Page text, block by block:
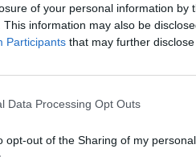
of your personal information by
This information may also be
Participants that may further
Data Processing Opt Outs
opt-out of the Sharing of my personal
ρομποτικό σύστημα
μπορεί να
αγγεία που τροφοδοτούν
δήλωσε ο Γιαν.